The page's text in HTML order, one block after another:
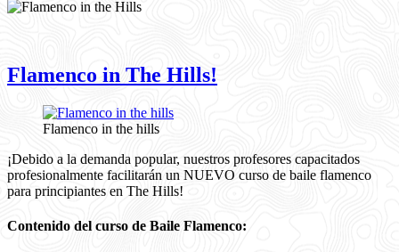
Flamenco in The Hills!
Flamenco in the hills
¡Debido a la demanda popular, nuestros profesores capacitados
profesionalmente facilitarán un NUEVO curso de baile flamenco
para principiantes en The Hills!
Contenido del curso de Baile Flamenco: